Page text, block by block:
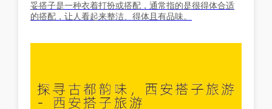
妥搭子是一种衣着打扮或搭配，通常指的是很得体合适
的搭配，让人看起来整洁、得体且有品味。